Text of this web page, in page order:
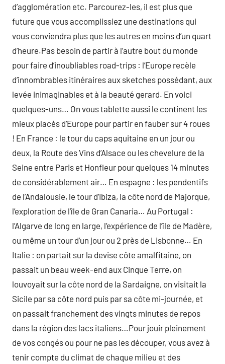
d’agglomération etc. Parcourez-les, il est plus que
future que vous accomplissiez une destinations qui
vous conviendra plus que les autres en moins d’un quart
d’heure.Pas besoin de partir à l’autre bout du monde
pour faire d’inoubliables road-trips : l’Europe recèle
d’innombrables itinéraires aux sketches possédant, aux
levée inimaginables et à la beauté gerard. En voici
quelques-uns… On vous tablette aussi le continent les
mieux placés d’Europe pour partir en fauber sur 4 roues
! En France : le tour du caps aquitaine en un jour ou
deux, la Route des Vins d’Alsace ou les chevelure de la
Seine entre Paris et Honfleur pour quelques 14 minutes
de considérablement air… En espagne : les pendentifs
de l’Andalousie, le tour d’Ibiza, la côte nord de Majorque,
l’exploration de l’île de Gran Canaria… Au Portugal :
l’Algarve de long en large, l’expérience de l’île de Madère,
ou même un tour d’un jour ou 2 près de Lisbonne… En
Italie : on partait sur la devise côte amalfitaine, on
passait un beau week-end aux Cinque Terre, on
louvoyait sur la côte nord de la Sardaigne, on visitait la
Sicile par sa côte nord puis par sa côte mi-journée, et
on passait franchement des vingts minutes de repos
dans la région des lacs italiens…Pour jouir pleinement
de vos congés ou pour ne pas les découper, vous avez à
tenir compte du climat de chaque milieu et des